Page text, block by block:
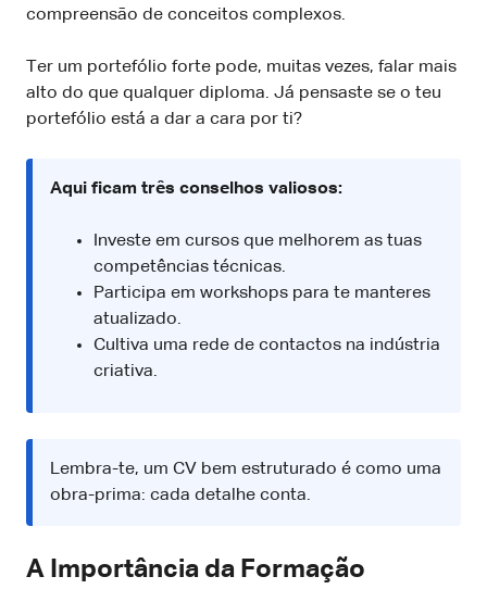
compreensão de conceitos complexos.
Ter um portefólio forte pode, muitas vezes, falar mais
alto do que qualquer diploma. Já pensaste se o teu
portefólio está a dar a cara por ti?
Aqui ficam três conselhos valiosos:
Investe em cursos que melhorem as tuas
competências técnicas.
Participa em workshops para te manteres
atualizado.
Cultiva uma rede de contactos na indústria
criativa.
Lembra-te, um CV bem estruturado é como uma
obra-prima: cada detalhe conta.
A Importância da Formação